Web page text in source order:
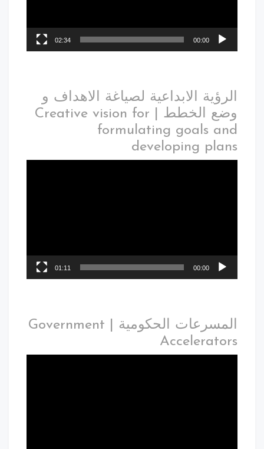
00:00
02:34
الرؤية الابداعية لصياغة الاهداف و
وضع الخطط | Creative vision for
formulating goals and
developing plans
00:00
01:11
المسرعات الحكومية | Government
Accelerators